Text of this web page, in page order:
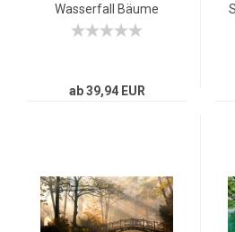
Wasserfall Bäume
Natur Sonne Steine
ab 39,94 EUR